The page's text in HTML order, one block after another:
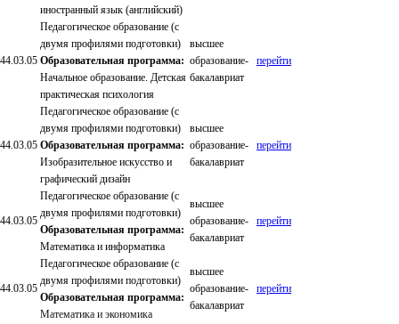
иностранный язык (английский)
44.03.05
Педагогическое образование (с
двумя профилями подготовки)
Образовательная программа:
Начальное образование. Детская
практическая психология
высшее
образование-
бакалавриат
перейти
44.03.05
Педагогическое образование (с
двумя профилями подготовки)
Образовательная программа:
Изобразительное искусство и
графический дизайн
высшее
образование-
бакалавриат
перейти
44.03.05
Педагогическое образование (с
двумя профилями подготовки)
Образовательная программа:
Математика и информатика
высшее
образование-
бакалавриат
перейти
44.03.05
Педагогическое образование (с
двумя профилями подготовки)
Образовательная программа:
Математика и экономика
высшее
образование-
бакалавриат
перейти